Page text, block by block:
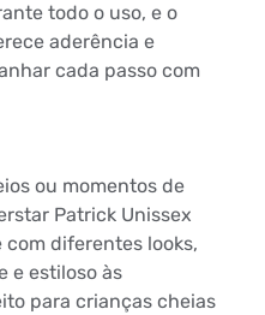
todo o uso, e o
aderência e
cada passo com
ou momentos de
Patrick Unissex
diferentes looks,
e estiloso às
para crianças cheias